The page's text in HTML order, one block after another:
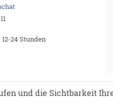
24 Stunden
und die Sichtbarkeit